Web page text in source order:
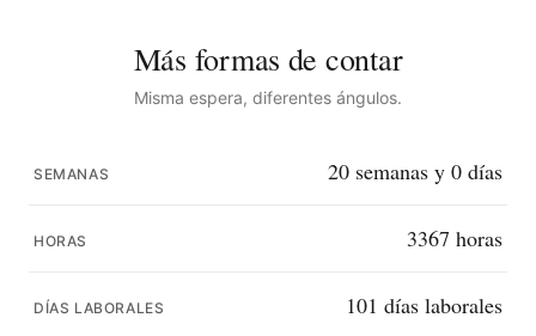
Más formas de contar
Misma espera, diferentes ángulos.
SEMANAS 20 semanas y 0 días
HORAS 3367 horas
DÍAS LABORALES 101 días laborales